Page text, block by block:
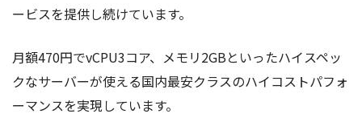
ービスを提供し続けています。
月額470円でvCPU3コア、メモリ2GBといったハイスペッ
クなサーバーが使える国内最安クラスのハイコストパフォ
ーマンスを実現しています。